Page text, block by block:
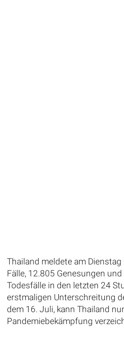
Thailand meldete am Dienstag
Fälle, 12.805 Genesungen
Todesfälle in den letzten 24
erstmaligen Unterschreitung
dem 16. Juli, kann Thailand
Pandemiebekämpfung